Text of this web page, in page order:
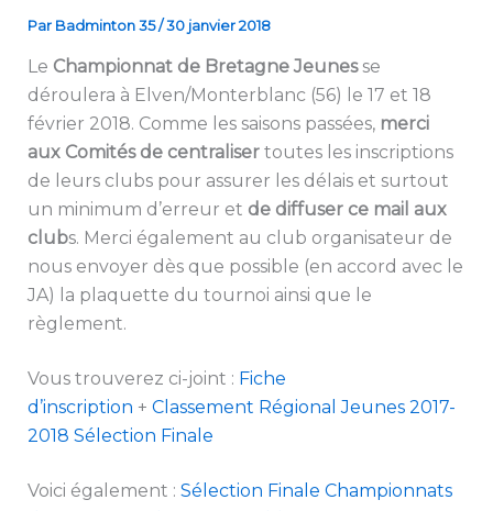
Par Badminton 35/30 janvier 2018
Le Championnat de Bretagne Jeunesse
déroulera à Elven/Monterblanc (56) le 17 et 18
février 2018. Comme les saisons passées,merci
aux Comités de centralisertoutes les inscriptions
de leurs clubs pour assurer les délais et surtout
un minimum d’erreur et de diffuser ce mail aux
clubs. Merci également au club organisateur de
nous envoyer dès que possible (en accord avec le
JA) la plaquette du tournoi ainsi que le
règlement.
Vous trouverez ci-joint : Fiche
d’inscription + Classement Régional Jeunes 2017-
2018 Sélection Finale
Voici également : Sélection Finale Championnats